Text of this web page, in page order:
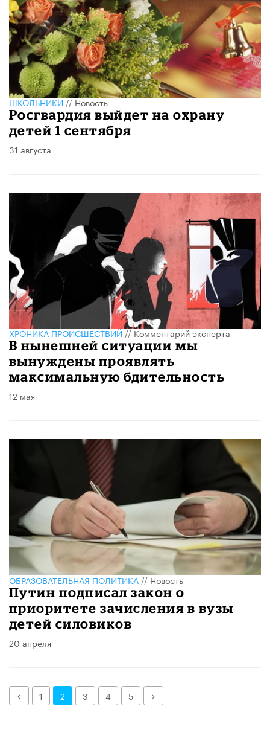
ШКОЛЬНИКИ//Новость
Росгвардия выйдет на охрану
детей 1 сентября
31 августа
ХРОНИКА ПРОИСШЕСТВИЙ//Комментарий эксперта
В нынешней ситуации мы
вынуждены проявлять
максимальную бдительность
12 мая
ОБРАЗОВАТЕЛЬНАЯ ПОЛИТИКА//Новость
Путин подписал закон о
приоритете зачисления в вузы
детей силовиков
20 апреля
Назад1 2 3 4 5 Далее